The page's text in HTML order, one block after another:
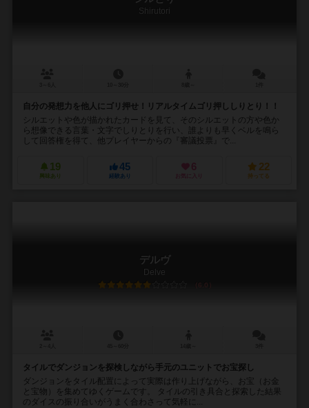
Shirutori
自分の発想力を他人にゴリ押せ！リアルタイムゴリ押ししりとり！！
シルエットや色が描かれたカードを見て、そのシルエットの方や色か
ら想像できる言葉・文字でしりとりを行い、誰よりも早くベルを鳴ら
して回答権を得て、他プレイヤーからの『審議投票』で...
19
興味あり
45
経験あり
6
お気に入り
22
持ってる
デルヴ
Delve
6.0
タイルでダンジョンを探検しながら手元のユニットでお宝探し
ダンジョンをタイル配置によって実際は作り上げながら、お宝（お金
と宝物）を集めてゆくゲームです。 タイルの引き具合と探索した結果
のダイスの振り合いがうまく合わさって気軽に...